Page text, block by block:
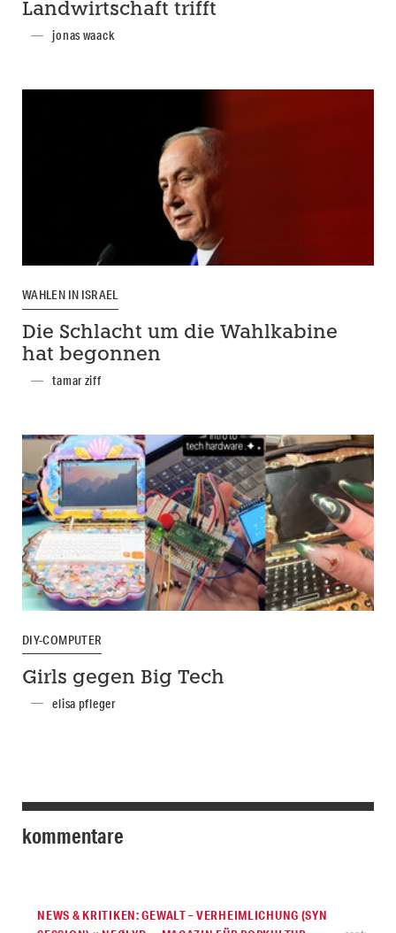
Landwirtschaft trifft
jonas waack
WAHLEN IN ISRAEL
Die Schlacht um die Wahlkabine
hat begonnen
tamar ziff
DIY-COMPUTER
Girls gegen Big Tech
elisa pfleger
kommentare
NEWS & KRITIKEN: GEWALT – VERHEIMLICHUNG (SYN